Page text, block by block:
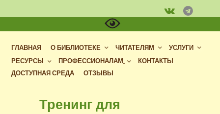
ГЛАВНАЯ О БИБЛИОТЕКЕ ЧИТАТЕЛЯМ
УСЛУГИ
РЕСУРСЫ
ПРОФЕССИОНАЛАМ
КОНТАКТЫ
ДОСТУПНАЯ СРЕДА
ОТЗЫВЫ
Бесплатный доступ
Тренинг для
УСЛУГИ И ЛЬГОТЫ